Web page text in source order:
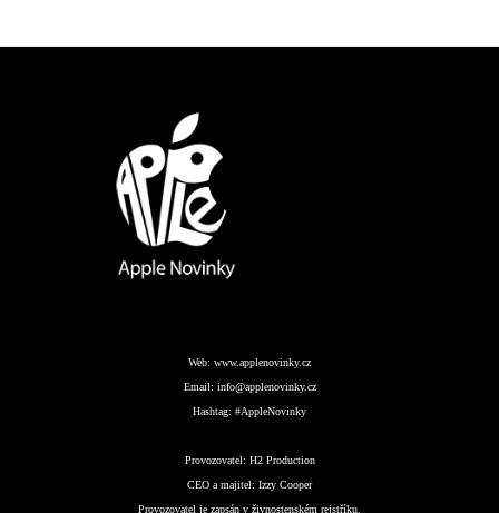
Web: www.applenovinky.cz
Email: info@applenovinky.cz
Hashtag: #AppleNovinky
Provozovatel: H2 Production
CEO a majitel: Izzy Cooper
Provozovatel je zapsán v živnostenském rejstříku.